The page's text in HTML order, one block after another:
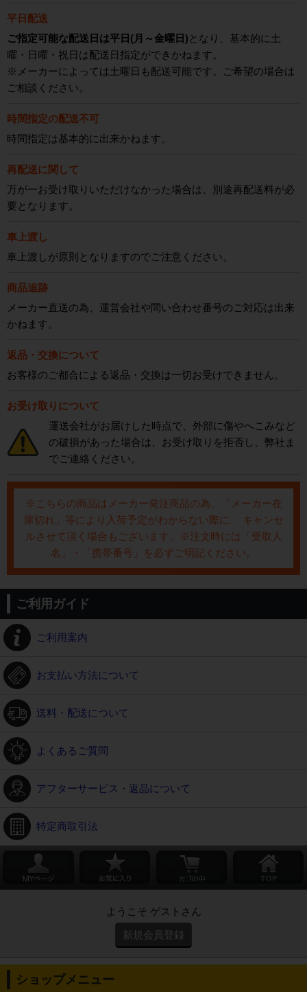
平日配送
ご指定可能な配送日は平日(月～金曜日) となり、基本的に土
曜・日曜・祝日は配送日指定ができかねます。
※メーカーによっては土曜日も配送可能です。ご希望の場合は
ご相談ください。
時間指定の配送不可
時間指定は基本的に出来かねます。
再配送に関して
万が一お受け取りいただけなかった場合は、別途再配送料が必
要となります。
車上渡し
車上渡しが原則となりますのでご注意ください。
商品追跡
メーカー直送の為、運営会社や問い合わせ番号のご対応は出来
かねます。
返品・交換について
お客様のご都合による返品・交換は一切お受けできません。
お受け取りについて
運送会社がお届けした時点で、外部に傷やへこみなど
の破損があった場合は、お受け取りを拒否し、弊社ま
でご連絡ください。
※こちらの商品はメーカー発注商品の為、「メーカー在
庫切れ」等により入荷予定がわからない際に、 キャンセ
ルさせて頂く場合もございます。※注文時には「受取人
名」・「携帯番号」を必ずご明記ください。
ご利用ガイド
ご利用案内
お支払い方法について
送料・配送について
よくあるご質問
アフターサービス・返品について
特定商取引法
ようこそ ゲストさん
新規会員登録
ショップメニュー